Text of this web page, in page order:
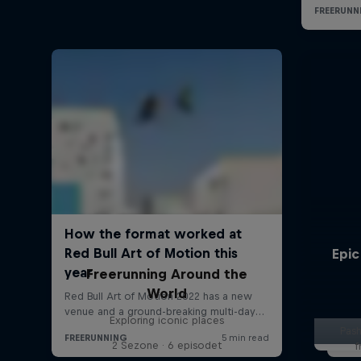
Freerunning Around the
World
Exploring iconic places
2 Sezone · 6 episodet